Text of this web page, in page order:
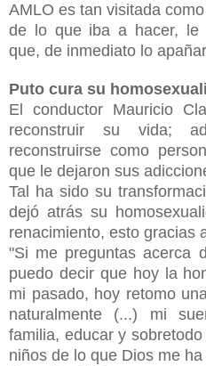
AMLO es tan visitada
de lo que iba a hacer, le
que, de inmediato lo
Puto cura su
El conductor Mauricio
reconstruir su vida;
reconstruirse como
que le dejaron sus
Tal ha sido su
dejó atrás su
renacimiento, esto gracias
"Si me preguntas acerca
puedo decir que hoy la
mi pasado, hoy retomo
naturalmente (...) mi
familia, educar y
niños de lo que Dios me